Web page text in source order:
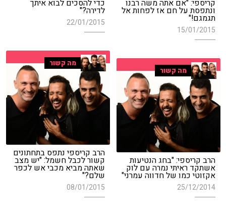
כדי להסכים לבוא איתך
לדירה?"
22/01/2015
קריספי: "אם אתה משה רבנו
ונתפסת על חם אז לפחות אל
תגמגם!"
15/01/2015
מה קשור
הרב קריספי נתפס בתחתונים
קשור לכבל חשמל: "יש מצב
שאתה מביא מכבי אש לכפר
שלם?"
08/01/2015
מה קשור
הרב קריספי: "בחג הנטיעות
אשתקד ראיתי נמרה עם לוק
אקזוטי כמו של חדווה עמרני"
25/12/2014